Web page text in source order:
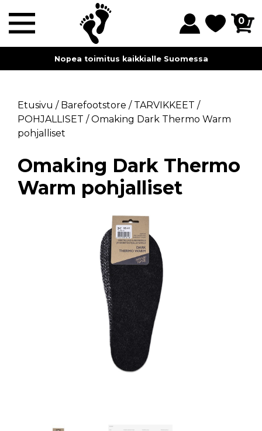
0
Nopea toimitus kaikkialle Suomessa
Etusivu / Barefootstore / TARVIKKEET /
POHJALLISET /Omaking Dark Thermo Warm
pohjalliset
Omaking Dark Thermo
Warm pohjalliset